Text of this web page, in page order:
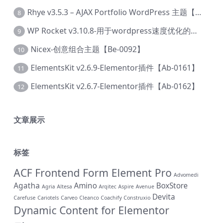
8 Rhye v3.5.3 – AJAX Portfolio WordPress 主题【Bi-0049】
9 WP Rocket v3.10.8-用于wordpress速度优化的缓存加速插件【Cd-0019】
10 Nicex-创意组合主题【Be-0092】
11 ElementsKit v2.6.9-Elementor插件【Ab-0161】
12 ElementsKit v2.6.7-Elementor插件【Ab-0162】
文章展示
标签
ACF Frontend Form Element Pro Advomedi
Agatha Agria Altesa Amino Arqitec Aspire Avenue BoxStore
Carefuse Cariotels Carveo Cleanco Coachify Construxio Devita
Dynamic Content for Elementor